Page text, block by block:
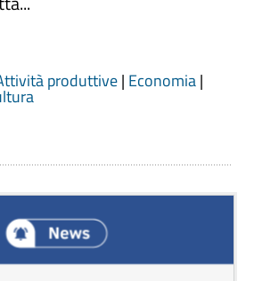
produttive| Economia|